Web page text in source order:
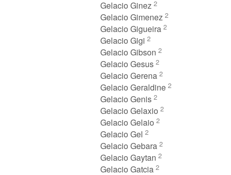
Gelacio Ginez 2
Gelacio Gimenez 2
Gelacio Gigueira 2
Gelacio Gigi 2
Gelacio Gibson 2
Gelacio Gesus 2
Gelacio Gerena 2
Gelacio Geraldine 2
Gelacio Genis 2
Gelacio Gelaxio 2
Gelacio Gelaio 2
Gelacio Gel 2
Gelacio Gebara 2
Gelacio Gaytan 2
Gelacio Gatcia 2